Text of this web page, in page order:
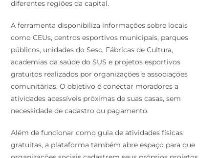
diferentes regiões da capital.
A ferramenta disponibiliza informações sobre locais
como CEUs, centros esportivos municipais, parques
públicos, unidades do Sesc, Fábricas de Cultura,
academias da saúde do SUS e projetos esportivos
gratuitos realizados por organizações e associações
comunitárias. O objetivo é conectar moradores a
atividades acessíveis próximas de suas casas, sem
necessidade de cadastro ou pagamento.
Além de funcionar como guia de atividades físicas
gratuitas, a plataforma também abre espaço para que